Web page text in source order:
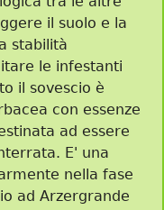
il suolo e la
stabilità
le infestanti
il sovescio è
con essenze
ad essere
E' una
nella fase
ad Arzergrande